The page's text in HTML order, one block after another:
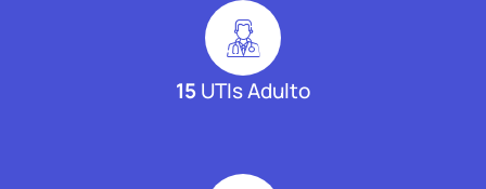
15UTIs Adulto